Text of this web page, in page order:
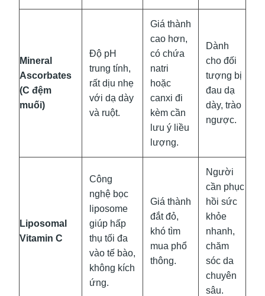
Mineral
Ascorbates
(C đệm
muối)
Độ pH
trung tính,
rất dịu nhẹ
với dạ dày
và ruột.
Giá thành
cao hơn,
có chứa
natri
hoặc
canxi đi
kèm cần
lưu ý liều
lượng.
Dành
cho đối
tượng bị
đau dạ
dày, trào
ngược.
Liposomal
Vitamin C
Công
nghệ bọc
liposome
giúp hấp
thụ tối đa
vào tế bào,
không kích
ứng.
Giá thành
đắt đỏ,
khó tìm
mua phổ
thông.
Người
cần phục
hồi sức
khỏe
nhanh,
chăm
sóc da
chuyên
sâu.